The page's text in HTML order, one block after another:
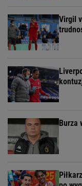
Virgil
Burza